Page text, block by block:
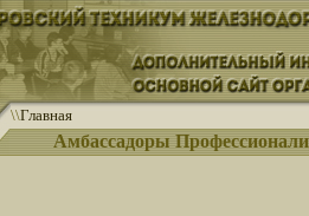
\\Главная
Амбассадоры